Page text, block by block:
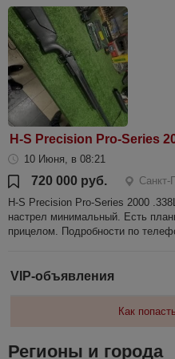
H-S Precision Pro-Series
10 Июня, в 08:21
720 000 руб.
Санкт-
H-S Precision Pro-Series 2000
настрел минимальный. Есть
прицелом. Подробности по
VIP-объявления
Как
Регионы и города